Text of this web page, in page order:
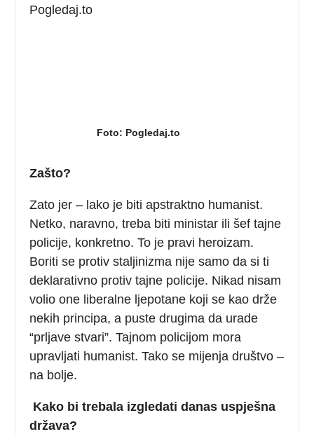
Foto: Pogledaj.to
Zašto?
Zato jer – lako je biti apstraktno humanist.
Netko, naravno, treba biti ministar ili šef tajne
policije, konkretno. To je pravi heroizam.
Boriti se protiv staljinizma nije samo da si ti
deklarativno protiv tajne policije. Nikad nisam
volio one liberalne ljepotane koji se kao drže
nekih principa, a puste drugima da urade
“prljave stvari”. Tajnom policijom mora
upravljati humanist. Tako se mijenja društvo –
na bolje.
Kako bi trebala izgledati danas uspješna
država?